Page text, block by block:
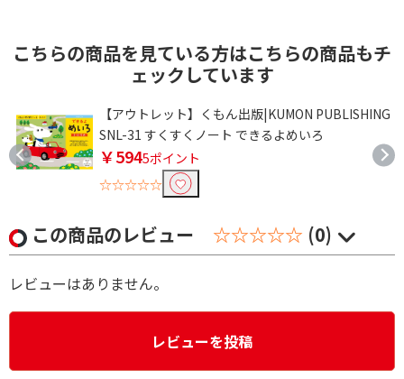
こちらの商品を見ている方はこちらの商品もチ
ェックしています
【アウトレット】くもん出版|KUMON PUBLISHING
SNL-31 すくすくノート できるよめいろ
￥5945ポイント
☆☆☆☆☆
この商品のレビュー ☆☆☆☆☆ (0)
レビューはありません。
レビューを投稿